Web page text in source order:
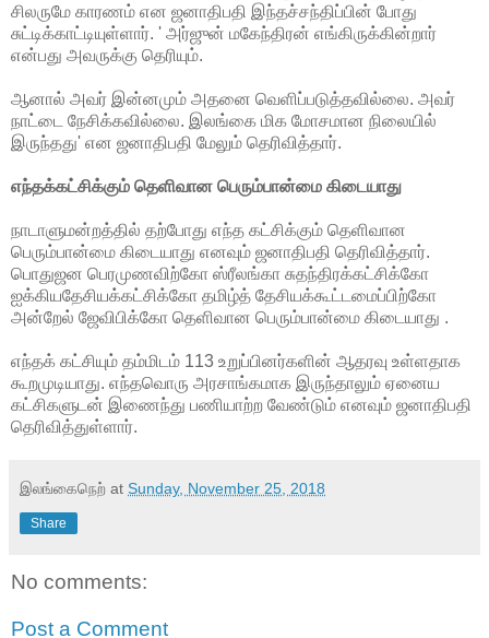
சிலருமே காரணம் என ஜனாதிபதி இந்தச்சந்திப்பின் போது
சுட்டிக்காட்டியுள்ளார். ' அர்ஜுன் மகேந்திரன் எங்கிருக்கின்றார்
என்பது அவருக்கு தெரியும்.
ஆனால் அவர் இன்னமும் அதனை வெளிப்படுத்தவில்லை. அவர்
நாட்டை நேசிக்கவில்லை. இலங்கை மிக மோசமான நிலையில்
இருந்தது' என ஜனாதிபதி மேலும் தெரிவித்தார்.
எந்தக்கட்சிக்கும் தெளிவான பெரும்பான்மை கிடையாது
நாடாளுமன்றத்தில் தற்போது எந்த கட்சிக்கும் தெளிவான
பெரும்பான்மை கிடையாது எனவும் ஜனாதிபதி தெரிவித்தார்.
பொதுஜன பெரமுணவிற்கோ ஸ்ரீலங்கா சுதந்திரக்கட்சிக்கோ
ஐக்கியதேசியக்கட்சிக்கோ தமிழ்த் தேசியக்கூட்டமைப்பிற்கோ
அன்றேல் ஜேவிபிக்கோ தெளிவான பெரும்பான்மை கிடையாது .
எந்தக் கட்சியும் தம்மிடம் 113 உறுப்பினர்களின் ஆதரவு உள்ளதாக
கூறமுடியாது. எந்தவொரு அரசாங்கமாக இருந்தாலும் ஏனைய
கட்சிகளுடன் இணைந்து பணியாற்ற வேண்டும் எனவும் ஜனாதிபதி
தெரிவித்துள்ளார்.
இலங்கைநெற் at Sunday, November 25, 2018
Share
No comments:
Post a Comment